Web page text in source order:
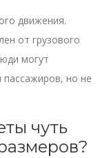
движения.
от грузового
могут
пассажиров, но не
чуть